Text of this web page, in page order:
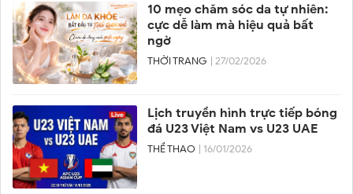
10 mẹo chăm sóc da tự nhiên:
cực dễ làm mà hiệu quả bất
ngờ
THỜI TRANG | 27/02/2026
Lịch truyền hình trực tiếp bóng
đá U23 Việt Nam vs U23 UAE
THỂ THAO | 16/01/2026